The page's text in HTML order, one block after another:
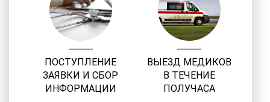
ПОСТУПЛЕНИЕ
ЗАЯВКИ И СБОР
ИНФОРМАЦИИ
ВЫЕЗД МЕДИКОВ
В ТЕЧЕНИЕ
ПОЛУЧАСА